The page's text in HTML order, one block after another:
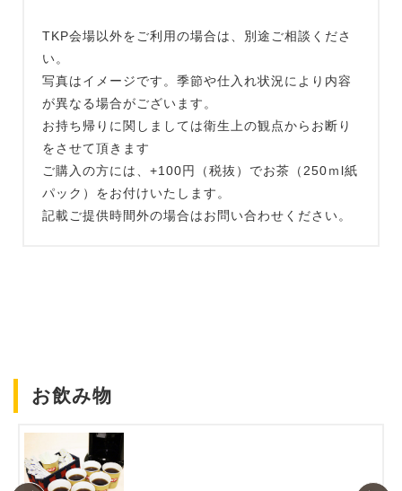
TKP会場以外をご利用の場合は、別途ご相談くださ
い。
写真はイメージです。季節や仕入れ状況により内容
が異なる場合がございます。
お持ち帰りに関しましては衛生上の観点からお断り
をさせて頂きます
ご購入の方には、+100円（税抜）でお茶（250ｍl紙
パック）をお付けいたします。
記載ご提供時間外の場合はお問い合わせください。
お飲み物